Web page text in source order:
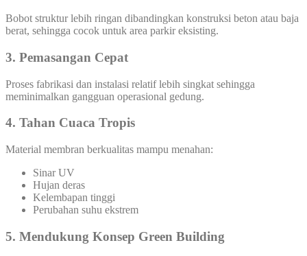
Bobot struktur lebih ringan dibandingkan konstruksi beton atau baja
berat, sehingga cocok untuk area parkir eksisting.
3. Pemasangan Cepat
Proses fabrikasi dan instalasi relatif lebih singkat sehingga
meminimalkan gangguan operasional gedung.
4. Tahan Cuaca Tropis
Material membran berkualitas mampu menahan:
Sinar UV
Hujan deras
Kelembapan tinggi
Perubahan suhu ekstrem
5. Mendukung Konsep Green Building